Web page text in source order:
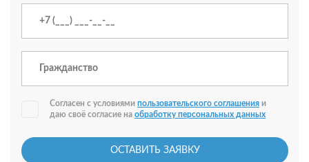
Согласен с условиями пользовательского соглашения и
даю своё согласие на обработку персональных данных
ОСТАВИТЬ ЗАЯВКУ